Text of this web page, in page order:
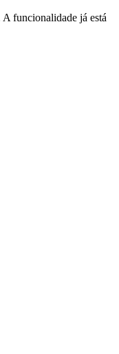
funcionalidade já está